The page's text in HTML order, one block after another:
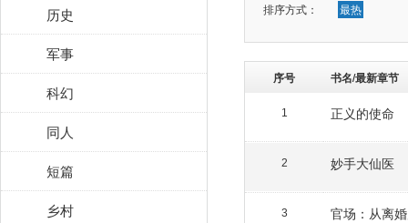
历史
军事
科幻
同人
短篇
乡村
排序方式：
最热
序号 书名/最新章节
1 正义的使命
2 妙手大仙医
3 官场：从离